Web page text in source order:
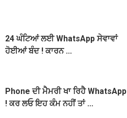
24 ਘੰਟਿਆਂ ਲਈ WhatsApp ਸੇਵਾਵਾਂ
ਹੋਈਆਂ ਬੰਦ ! ਕਾਰਨ ...
Phone ਦੀ ਮੈਮਰੀ ਖਾ ਰਿਹੈ WhatsApp
! ਕਰ ਲਓ ਇਹ ਕੰਮ ਨਹੀਂ ਤਾਂ ...